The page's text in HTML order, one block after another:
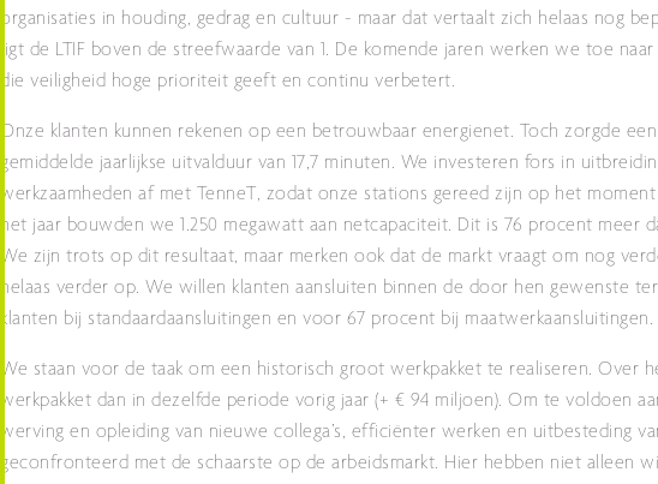
organisaties in houding, gedrag en cultuur - maar dat vertaalt zich helaas nog
ligt de LTIF boven de streefwaarde van 1. De komende jaren werken we toe
die veiligheid hoge prioriteit geeft en continu verbetert.
Onze klanten kunnen rekenen op een betrouwbaar energienet. Toch zorgde
gemiddelde jaarlijkse uitvalduur van 17,7 minuten. We investeren fors in
werkzaamheden af met TenneT, zodat onze stations gereed zijn op het
het jaar bouwden we 1.250 megawatt aan netcapaciteit. Dit is 76 procent
We zijn trots op dit resultaat, maar merken ook dat de markt vraagt om nog
helaas verder op. We willen klanten aansluiten binnen de door hen gewenste
klanten bij standaardaansluitingen en voor 67 procent bij maatwerkaansluitingen.
We staan voor de taak om een historisch groot werkpakket te realiseren. Over
werkpakket dan in dezelfde periode vorig jaar (+ € 94 miljoen). Om te voldoen
werving en opleiding van nieuwe collega’s, efficiënter werken en uitbesteding
geconfronteerd met de schaarste op de arbeidsmarkt. Hier hebben niet alleen